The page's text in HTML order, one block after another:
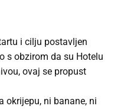
i cilju postavljen
s obzirom da su Hotelu
ovaj se propust
okrijepu, ni banane, ni